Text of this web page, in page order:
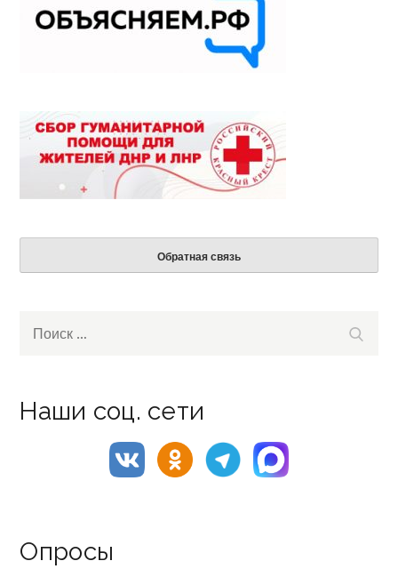
Обратная связь
Search
Наши соц. сети
Опросы